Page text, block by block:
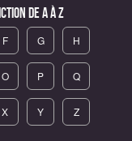
de A à Z
F G H
O P Q
X Y Z